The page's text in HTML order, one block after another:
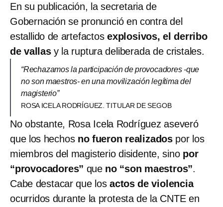
En su publicación, la secretaria de
Gobernación se pronunció en contra del
estallido de artefactosexplosivos, el derribo
de vallasy la ruptura deliberada de cristales.
“Rechazamos la participación de provocadores -que
no son maestros- en una movilización legítima del
magisterio”
ROSA ICELA RODRÍGUEZ. TITULAR DE SEGOB
No obstante, Rosa Icela Rodríguez aseveró
que los hechos no fueron realizados por los
miembros del magisterio disidente, sino por
“provocadores” que no “son maestros”.
Cabe destacar que los actos de violencia
ocurridos durante la protesta de la CNTE en